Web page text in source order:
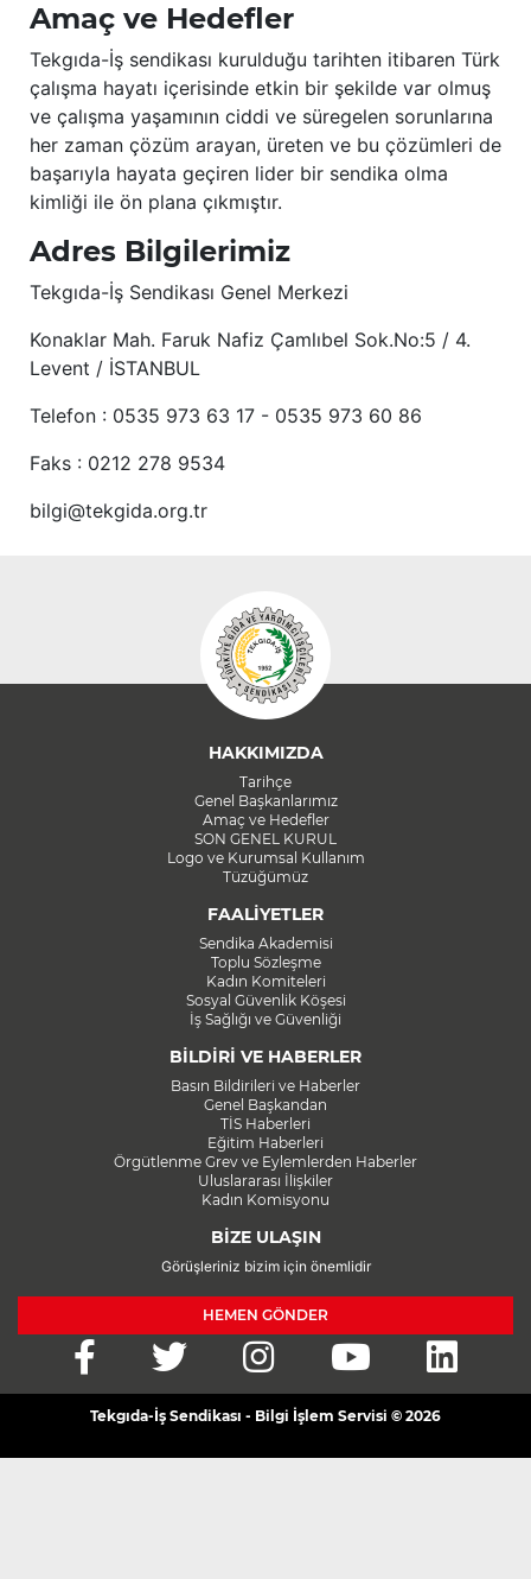
Amaç ve Hedefler
Tekgıda-İş sendikası kurulduğu tarihten itibaren Türk
çalışma hayatı içerisinde etkin bir şekilde var olmuş
ve çalışma yaşamının ciddi ve süregelen sorunlarına
her zaman çözüm arayan, üreten ve bu çözümleri de
başarıyla hayata geçiren lider bir sendika olma
kimliği ile ön plana çıkmıştır.
Adres Bilgilerimiz
Tekgıda-İş Sendikası Genel Merkezi
Konaklar Mah. Faruk Nafiz Çamlıbel Sok.No:5 / 4.
Levent / İSTANBUL
Telefon : 0535 973 63 17 - 0535 973 60 86
Faks : 0212 278 9534
bilgi@tekgida.org.tr
HAKKIMIZDA
Tarihçe
Genel Başkanlarımız
Amaç ve Hedefler
SON GENEL KURUL
Logo ve Kurumsal Kullanım
Tüzüğümüz
FAALİYETLER
Sendika Akademisi
Toplu Sözleşme
Kadın Komiteleri
Sosyal Güvenlik Köşesi
İş Sağlığı ve Güvenliği
BİLDİRİ VE HABERLER
Basın Bildirileri ve Haberler
Genel Başkandan
TİS Haberleri
Eğitim Haberleri
Örgütlenme Grev ve Eylemlerden Haberler
Uluslararası İlişkiler
Kadın Komisyonu
BİZE ULAŞIN
Görüşleriniz bizim için önemlidir
HEMEN GÖNDER
Tekgıda-İş Sendikası - Bilgi İşlem Servisi © 2026